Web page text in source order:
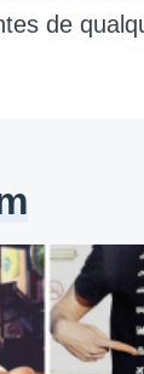
de